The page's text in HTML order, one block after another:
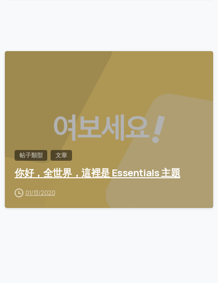
帖子類型 文章
你好，全世界，這裡是 Essentials 主題
01/13/2020